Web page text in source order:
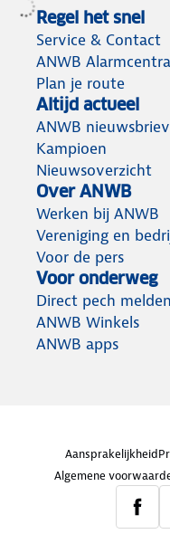
Regel het snel
Service & Contact
ANWB
Plan je route
Altijd actueel
ANWB
Kampioen
Nieuwsoverzicht
Over ANWB
Werken bij ANWB
Vereniging en
Voor de pers
Voor onderweg
Direct pech melden
ANWB Winkels
ANWB apps
Aansprakelijkheid
Algemene